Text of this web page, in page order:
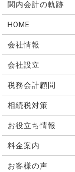
関内会計の軌跡
HOME
会社情報
会社設立
税務会計顧問
相続税対策
お役立ち情報
料金案内
お客様の声